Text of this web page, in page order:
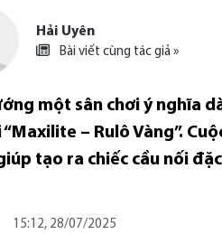
Hải Uyên
Bài viết cùng tác giả »
một sân chơi ý nghĩa
– Rulô Vàng”.
tạo ra chiếc cầu nối
15:12, 28/07/2025